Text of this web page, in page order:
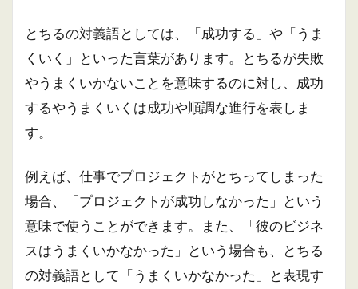
とちるの対義語としては、「成功する」や「うま
くいく」といった言葉があります。とちるが失敗
やうまくいかないことを意味するのに対し、成功
するやうまくいくは成功や順調な進行を表しま
す。
例えば、仕事でプロジェクトがとちってしまった
場合、「プロジェクトが成功しなかった」という
意味で使うことができます。また、「彼のビジネ
スはうまくいかなかった」という場合も、とちる
の対義語として「うまくいかなかった」と表現す